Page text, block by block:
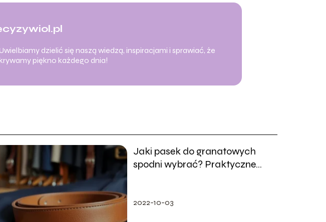
dzielić się naszą wiedzą, inspiracjami i sprawiać, że
piękno każdego dnia!
Jaki pasek do granatowych
spodni wybrać? Praktyczne
2022-10-03